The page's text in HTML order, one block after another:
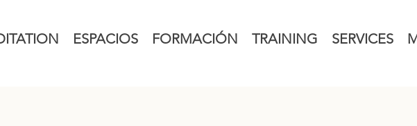
ESPACIOS FORMACIÓN TRAINING SERVICES